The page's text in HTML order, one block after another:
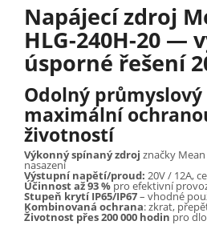
Napájecí zdroj
HLG-240H-20 —
úsporné řešení
Odolný průmyslový
maximální
životností
Výkonný spínaný zdroj značky
nasazení
Výstupní napětí/proud: 20V / 12A,
Účinnost až 93 %pro efektivní
Stupeň krytí IP65/IP67– vhodné
Kombinovaná ochrana: zkrat,
Životnost přes 200 000 hodin pro